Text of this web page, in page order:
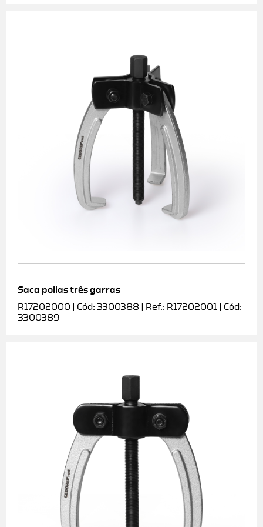
Saca polias três garras
R17202000 | Cód: 3300388 | Ref.: R17202001 | Cód:
3300389